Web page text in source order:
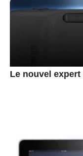
Le nouvel